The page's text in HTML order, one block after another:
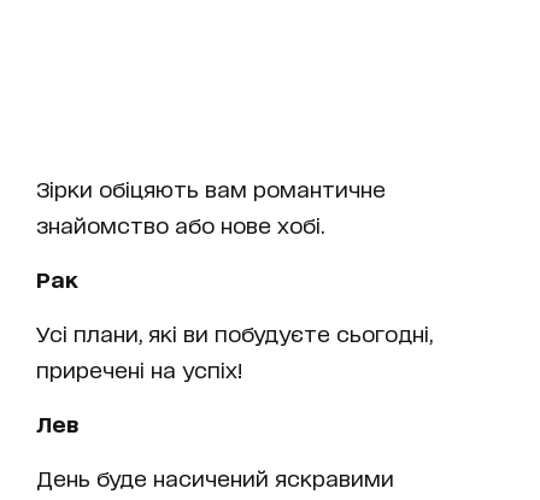
Зірки обіцяють вам романтичне
знайомство або нове хобі.
Рак
Усі плани, які ви побудуєте сьогодні,
приречені на успіх!
Лев
День буде насичений яскравими